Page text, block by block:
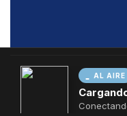
AL AIRE